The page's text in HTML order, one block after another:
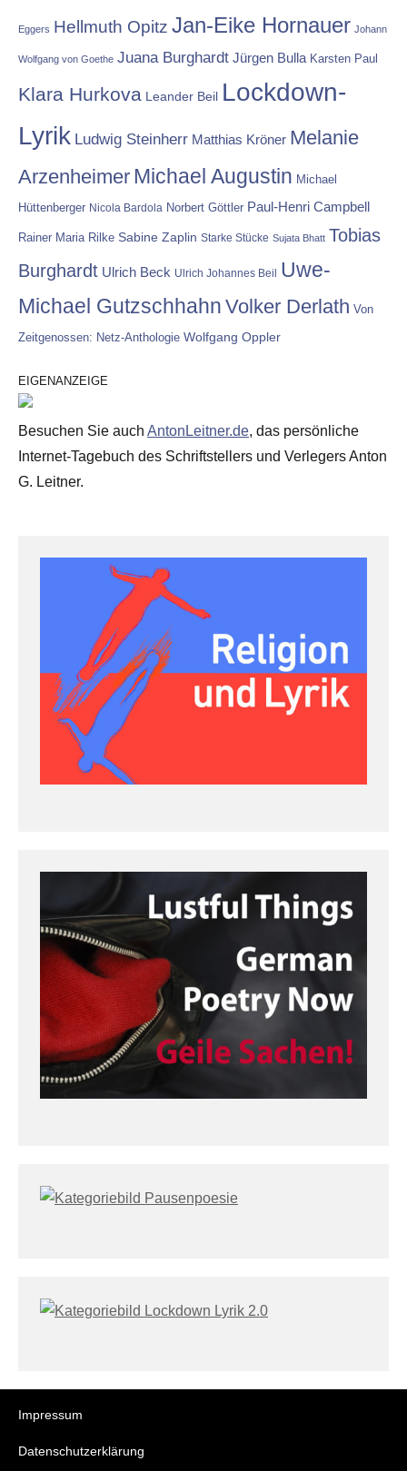
Eggers Hellmuth Opitz Jan-Eike Hornauer Johann
Wolfgang von Goethe Juana Burghardt Jürgen Bulla Karsten Paul
Klara Hurkova Leander Beil Lockdown-
Lyrik Ludwig Steinherr Matthias Kröner Melanie
Arzenheimer Michael Augustin Michael
Hüttenberger Nicola Bardola Norbert Göttler Paul-Henri Campbell
Rainer Maria Rilke Sabine Zaplin Starke Stücke Sujata Bhatt Tobias
Burghardt Ulrich Beck Ulrich Johannes Beil
Uwe-
Michael Gutzschhahn Volker Derlath Von
Zeitgenossen: Netz-Anthologie Wolfgang Oppler
EIGENANZEIGE
Besuchen Sie auch AntonLeitner.de, das persönliche
Internet-Tagebuch des Schriftstellers und Verlegers Anton
G. Leitner.
Impressum
Datenschutzerklärung